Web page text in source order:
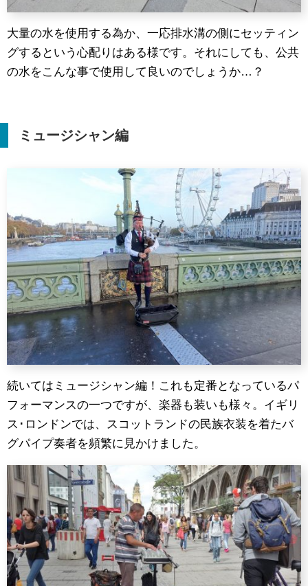
大量の水を使用する為か、一応排水溝の側にセッティン
グするという心配りはある様です。それにしても、公共
の水をこんな事で使用して良いのでしょうか…？
ミュージシャン編
続いてはミュージシャン編！これも定番となっているパ
フォーマンスの一つですが、楽器も装いも様々。イギリ
ス･ロンドンでは、スコットランドの民族衣装を着たバ
グパイプ奏者を頻繁に見かけました。